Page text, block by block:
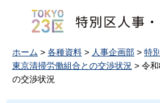
ホーム > 各種資料 > 人事企画部 > 特
東京清掃労働組合との交渉状況 > 令
の交渉状況